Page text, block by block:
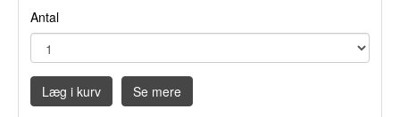
Antal
Læg i kurv Se mere